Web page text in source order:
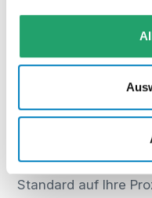
individuell
Vom WMS-
und sicheren
Wenn Sie sich nach
COGLAS WEB
eine eigene
Standard auf Ihre